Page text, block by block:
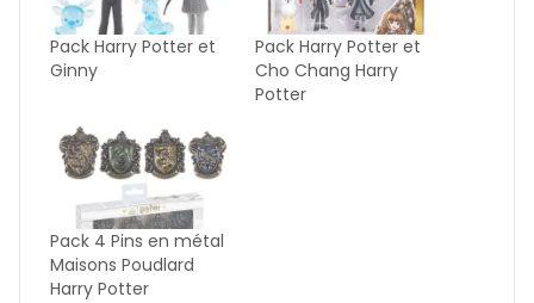
Pack Harry Potter et
Ginny
Pack Harry Potter et
Cho Chang Harry
Potter
Pack 4 Pins en métal
Maisons Poudlard
Harry Potter